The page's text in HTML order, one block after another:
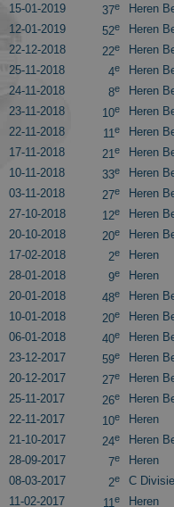
15-01-2019
37e Heren
12-01-2019
52e Heren
22-12-2018
22e Heren
25-11-2018
4e Heren
24-11-2018
8e Heren
23-11-2018
10e Heren
22-11-2018
11e Heren
17-11-2018
21e Heren
10-11-2018
33e Heren
03-11-2018
27e Heren
27-10-2018
12e Heren
20-10-2018
20e Heren
17-02-2018
2e Heren
28-01-2018
9e Heren
20-01-2018
48e Heren
10-01-2018
20e Heren
06-01-2018
40e Heren
23-12-2017
59e Heren
20-12-2017
27e Heren
25-11-2017
26e Heren
22-11-2017
10e Heren
21-10-2017
24e Heren
28-09-2017
7e Heren
08-03-2017
2e C Divisie
11-02-2017
11e Heren